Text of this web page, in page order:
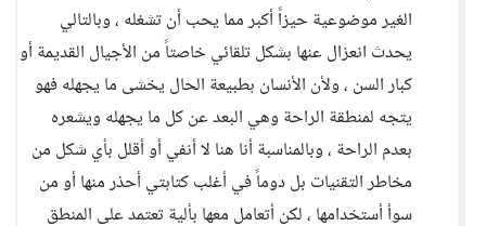
الغير موضوعية حيزاً أكبر مما يحب أن تشغله ، وبالتالي
يحدث انعزال عنها بشكل تلقائي خاصتاً من الأجيال القديمة أو
كبار السن ، ولأن الأنسان بطبيعة الحال يخشى ما يجهله فهو
يتجه لمنطقة الراحة وهي البعد عن كل ما يجهله ويشعره
بعدم الراحة ، وبالمناسبة أنا هنا لا أنفي أو أقلل بأي شكل من
مخاطر التقنيات بل دوماً في أغلب كتابتي أحذر منها أو من
سوأ أستخدامها ، لكن أتعامل معها بألية تعتمد على المنطق